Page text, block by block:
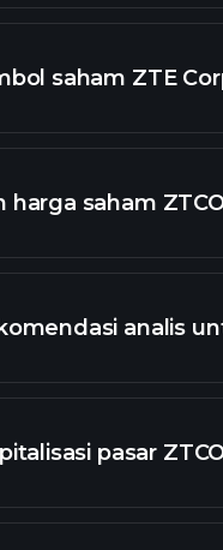
grafik
saham ZTE
harga saham
analis
pasar